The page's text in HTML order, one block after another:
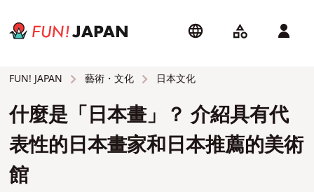
FUN! JAPAN 藝術・文化 日本文化
什麼是「日本畫」？ 介紹具有代
表性的日本畫家和日本推薦的美術
館